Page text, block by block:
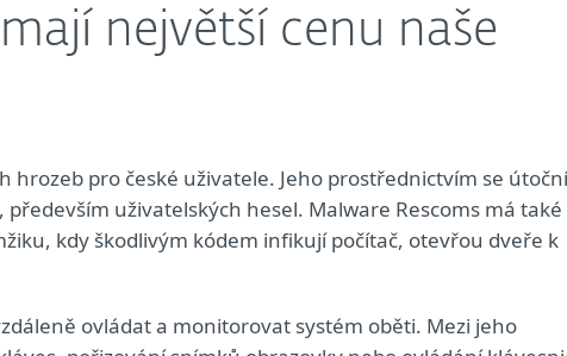
největší cenu naše
hrozeb pro české uživatele. Jeho prostřednictvím se
uživatelských hesel. Malware Rescoms má také
kdy škodlivým kódem infikují počítač, otevřou dveře k
ovládat a monitorovat systém oběti. Mezi jeho